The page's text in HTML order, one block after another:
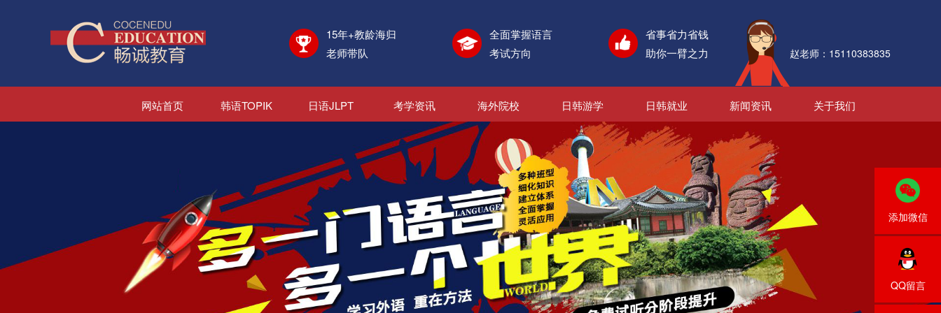
15年+教龄海归
老师带队
全面掌握语言
考试方向
省事省力省钱
助你一臂之力
赵老师：15110383835
网站首页 韩语TOPIK 日语JLPT 考学资讯 海外院校 日韩游学 日韩就业 新闻资讯 关于我们
添加微信
QQ留言